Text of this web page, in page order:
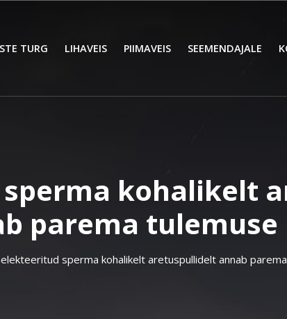
TURG LIHAVEIS PIIMAVEIS SEEMENDAJALE
kohalikelt
parema tulemuse
sperma kohalikelt aretuspullidelt annab